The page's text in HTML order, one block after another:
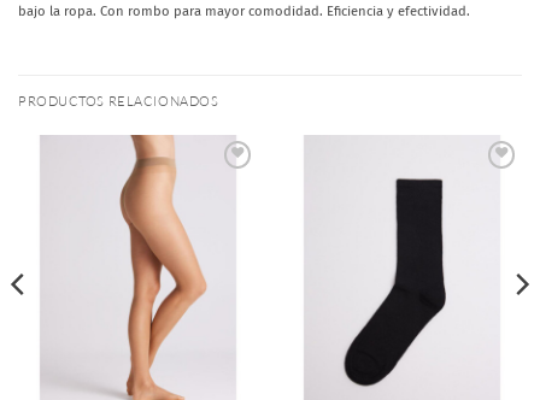
bajo la ropa. Con rombo para mayor comodidad. Eficiencia y efectividad.
PRODUCTOS RELACIONADOS